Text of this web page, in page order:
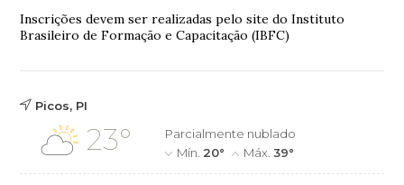
Inscrições devem ser realizadas pelo site do Instituto
Brasileiro de Formação e Capacitação (IBFC)
Picos, PI
23°
Parcialmente nublado
Mín. 20° Máx.39°